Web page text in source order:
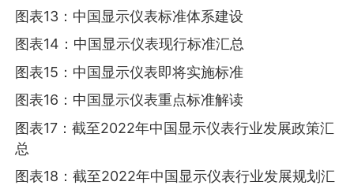
图表13：中国显示仪表标准体系建设
图表14：中国显示仪表现行标准汇总
图表15：中国显示仪表即将实施标准
图表16：中国显示仪表重点标准解读
图表17：截至2022年中国显示仪表行业发展政策汇
总
图表18：截至2022年中国显示仪表行业发展规划汇